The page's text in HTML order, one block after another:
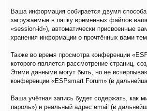
Ваша информация собирается двумя
загружаемые в папку временных файлов
«session-id»), автоматически присвоенные
хранения информации о прочтённых вами
Также во время просмотра конференции
которого является рассмотрение страниц,
Этими данными могут быть, но не
конференции «ESPsmart Forum» (в
Ваша учётная запись будет содержать, как
пароль») и реальный адрес email (в